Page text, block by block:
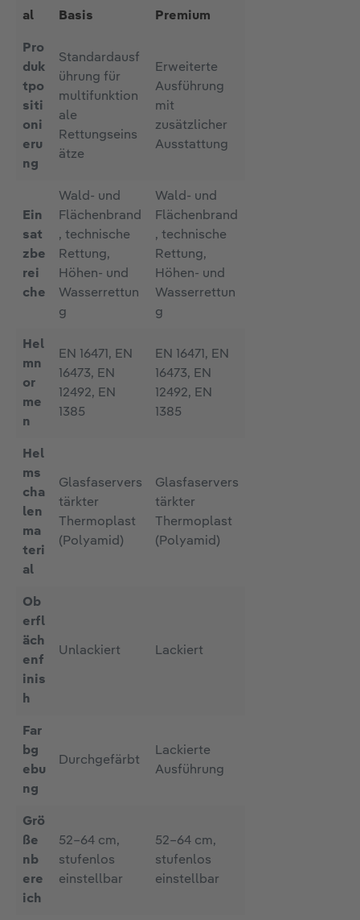
al
Basis
Premium
Pro
duk
tpo
siti
oni
eru
ng
Standardausf
ührung für
multifunktion
ale
Rettungseins
ätze
Erweiterte
Ausführung
mit
zusätzlicher
Ausstattung
Ein
sat
zbe
rei
che
Wald- und
Flächenbrand
, technische
Rettung,
Höhen- und
Wasserrettun
g
Wald- und
Flächenbrand
, technische
Rettung,
Höhen- und
Wasserrettun
g
Hel
mn
or
me
n
EN 16471, EN
16473, EN
12492, EN
1385
EN 16471, EN
16473, EN
12492, EN
1385
Hel
ms
cha
len
ma
teri
al
Glasfaservers
tärkter
Thermoplast
(Polyamid)
Glasfaservers
tärkter
Thermoplast
(Polyamid)
Ob
erfl
äch
enf
inis
h
Unlackiert Lackiert
Far
bg
ebu
ng
Durchgefärbt
Lackierte
Ausführung
Grö
ße
nb
ere
ich
52–64 cm,
stufenlos
einstellbar
52–64 cm,
stufenlos
einstellbar